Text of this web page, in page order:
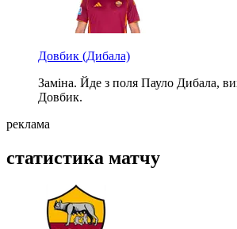
Довбик (Дибала)
Заміна. Йде з поля Пауло Дибала,
Довбик.
реклама
статистика матчу